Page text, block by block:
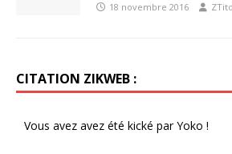
18 novembre 2016
CITATION ZIKWEB :
Vous avez avez été kické par Yoko !